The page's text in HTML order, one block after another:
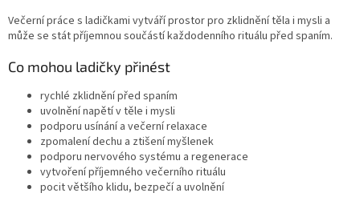
Večerní práce s ladičkami vytváří prostor pro zklidnění těla i mysli a
může se stát příjemnou součástí každodenního rituálu před spaním.
Co mohou ladičky přinést
rychlé zklidnění před spaním
uvolnění napětí v těle i mysli
podporu usínání a večerní relaxace
zpomalení dechu a ztišení myšlenek
podporu nervového systému a regenerace
vytvoření příjemného večerního rituálu
pocit většího klidu, bezpečí a uvolnění